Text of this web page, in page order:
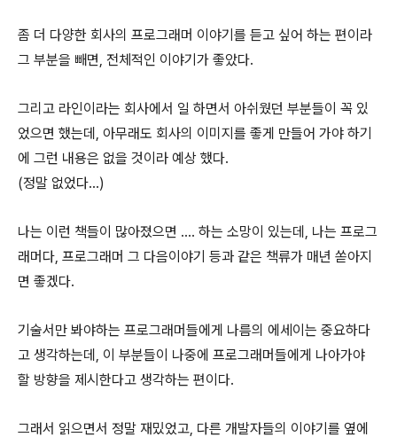
좀 더 다양한 회사의 프로그래머 이야기를 듣고 싶어 하는 편이라
그 부분을 빼면, 전체적인 이야기가 좋았다.
그리고 라인이라는 회사에서 일 하면서 아쉬웠던 부분들이 꼭 있
었으면 했는데, 아무래도 회사의 이미지를 좋게 만들어 가야 하기
에 그런 내용은 없을 것이라 예상 했다.
(정말 없었다…)
나는 이런 책들이 많아졌으면 …. 하는 소망이 있는데, 나는 프로그
래머다, 프로그래머 그 다음이야기 등과 같은 책류가 매년 쏟아지
면 좋겠다.
기술서만 봐야하는 프로그래머들에게 나름의 에세이는 중요하다
고 생각하는데, 이 부분들이 나중에 프로그래머들에게 나아가야
할 방향을 제시한다고 생각하는 편이다.
그래서 읽으면서 정말 재밌었고, 다른 개발자들의 이야기를 옆에